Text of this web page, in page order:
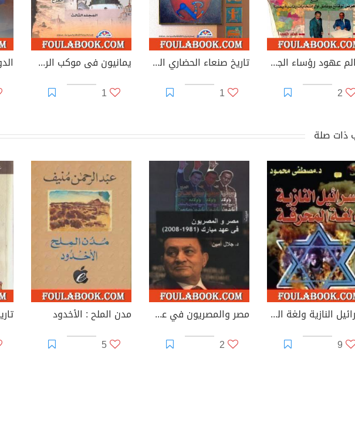
معالم عهود رؤساء الجمهورية فى اليمن 1962 - 1999م - مع عرض لوقائع ووثائق أول انتخابات رئاسية يمنية
2
تاريخ صنعاء الحضاري القديم
1
يمانيون فى موكب الرسول - عظماء الصحابة والفاتحين اليمانيين في فجر الاسلام - الجزء الثالث
1
ذات صلة
إسرائيل النازية ولغة المحرقة
9
مصر والمصريون في عهد مبارك
2
مدن الملح : الأخدود
5